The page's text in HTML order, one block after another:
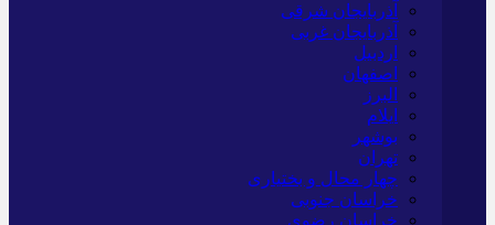
آذربایجان شرقی
آذربایجان غربی
اردبیل
اصفهان
البرز
ایلام
بوشهر
تهران
چهار محال و بختیاری
خراسان جنوبی
خراسان رضوی